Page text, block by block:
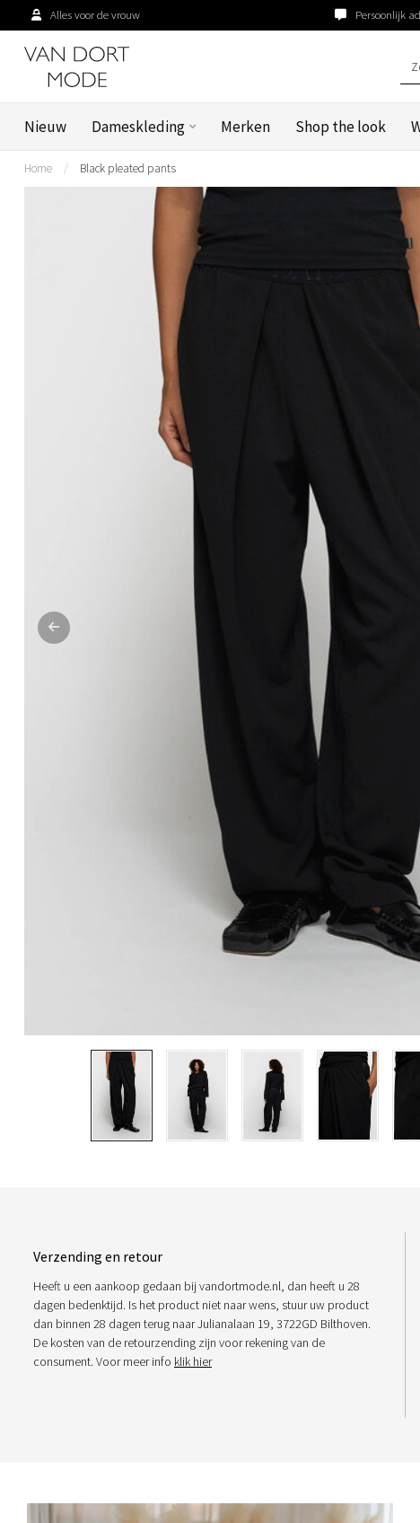
Alles voor de vrouw Persoonlijk
Nieuw Dameskleding Merken Shop the look
Home / Black pleated pants
Verzending en retour
Heeft u een aankoop gedaan bij vandortmode.nl, dan heeft u 28
dagen bedenktijd. Is het product niet naar wens, stuur uw product
dan binnen 28 dagen terug naar Julianalaan 19, 3722GD Bilthoven.
De kosten van de retourzending zijn voor rekening van de
consument. Voor meer info klik hier